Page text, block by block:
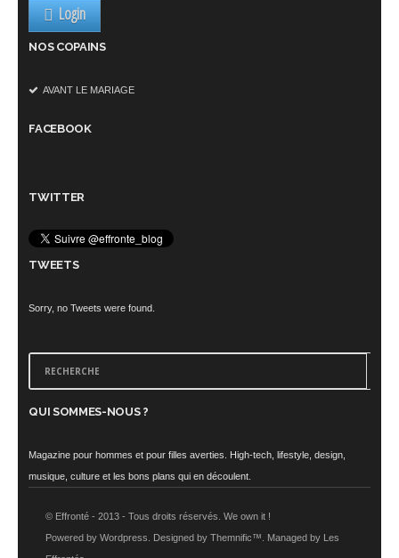
Login
NOS COPAINS
AVANT LE MARIAGE
FACEBOOK
TWITTER
TWEETS
Sorry, no Tweets were found.
QUI SOMMES-NOUS ?
Magazine pour hommes et pour filles averties. High-tech, lifestyle, design,
musique, culture et les bons plans qui en découlent.
© Effronté - 2013 - Tous droits réservés. We own it !
Powered by Wordpress. Designed by Themnific™. Managed by Les